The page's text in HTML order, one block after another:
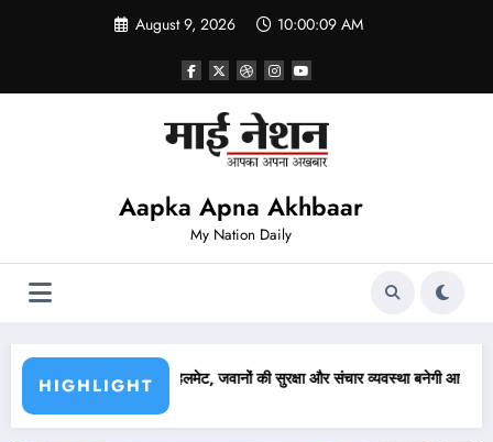
August 9, 2026 10:00:10 AM
Aapka Apna Akhbaar
My Nation Daily
HIGHLIGHT
संचार व्यवस्था बनेगी आसानलखनऊ में कांग्रेस ने निकाला कैंडल मार्च, अजय राय की